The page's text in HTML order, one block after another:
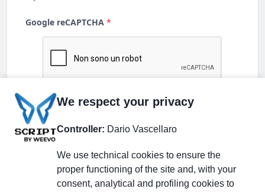
We respect your privacy
Controller: Dario Vascellaro
We use technical cookies to ensure the
proper functioning of the site and, with your
consent, analytical and profiling cookies to